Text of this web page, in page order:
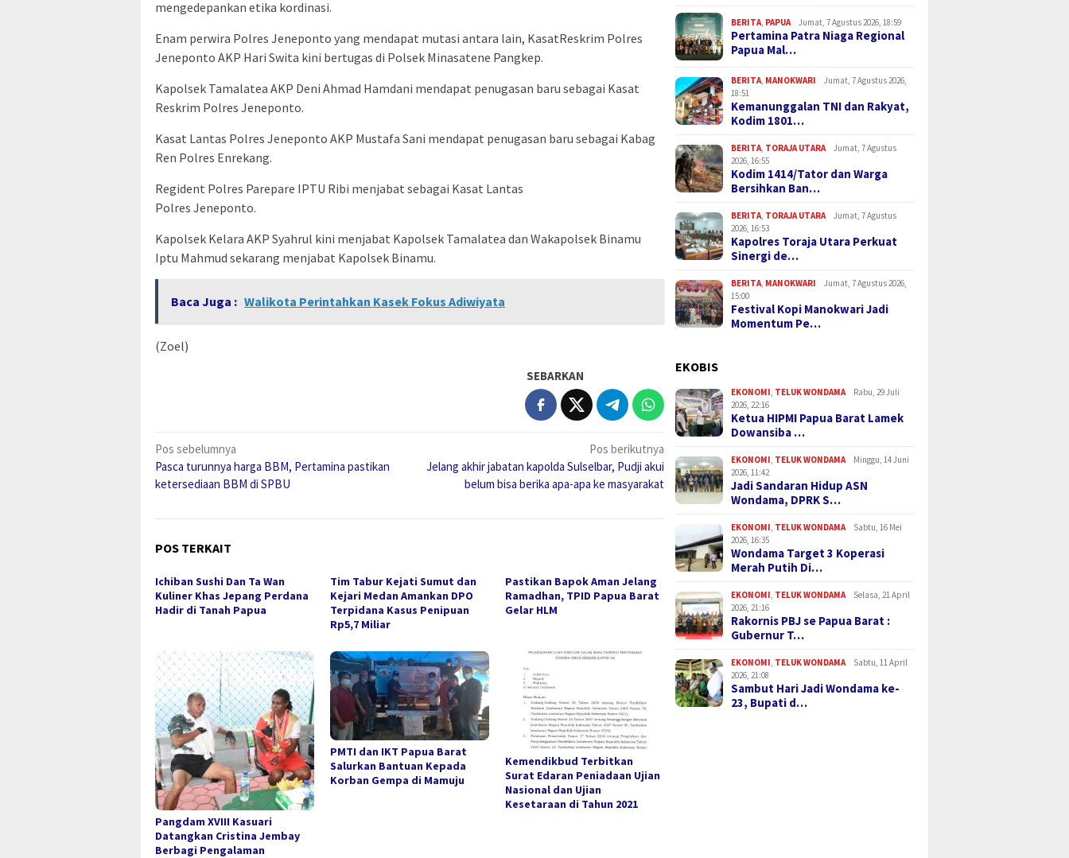
mengedepankan etika kordinasi.
Enam perwira Polres Jeneponto yang mendapat mutasi antara lain, KasatReskrim Polres
Jeneponto AKP Hari Swita kini bertugas di Polsek Minasatene Pangkep.
Kapolsek Tamalatea AKP Deni Ahmad Hamdani mendapat penugasan baru sebagai Kasat
Reskrim Polres Jeneponto.
Kasat Lantas Polres Jeneponto AKP Mustafa Sani mendapat penugasan baru sebagai Kabag
Ren Polres Enrekang.
Regident Polres Parepare IPTU Ribi menjabat sebagai Kasat Lantas
Polres Jeneponto.
Kapolsek Kelara AKP Syahrul kini menjabat Kapolsek Tamalatea dan Wakapolsek Binamu
Iptu Mahmud sekarang menjabat Kapolsek Binamu.
Baca Juga : Walikota Perintahkan Kasek Fokus Adiwiyata
(Zoel)
SEBARKAN
Navigasi
pos
Pos sebelumnya
Pasca turunnya harga BBM, Pertamina pastikan
ketersediaan BBM di SPBU
Pos berikutnya
Jelang akhir jabatan kapolda Sulselbar, Pudji akui
belum bisa berika apa-apa ke masyarakat
POS TERKAIT
Ichiban Sushi Dan Ta Wan
Kuliner Khas Jepang Perdana
Hadir di Tanah Papua
Tim Tabur Kejati Sumut dan
Kejari Medan Amankan DPO
Terpidana Kasus Penipuan
Rp5,7 Miliar
Pastikan Bapok Aman Jelang
Ramadhan, TPID Papua Barat
Gelar HLM
Pangdam XVIII Kasuari
Datangkan Cristina Jembay
Berbagi Pengalaman
PMTI dan IKT Papua Barat
Salurkan Bantuan Kepada
Korban Gempa di Mamuju
Kemendikbud Terbitkan
Surat Edaran Peniadaan Ujian
Nasional dan Ujian
Kesetaraan di Tahun 2021
BERITA PAPUA Jumat, 7 Agustus 2026, 18:59
Pertamina Patra Niaga Regional
Papua Mal…
BERITA MANOKWARI
Jumat, 7 Agustus 2026,
18:51
Kemanunggalan TNI dan Rakyat,
Kodim 1801…
BERITA TORAJA UTARA
Jumat, 7 Agustus
2026, 16:55
Kodim 1414/Tator dan Warga
Bersihkan Ban…
BERITA TORAJA UTARA
Jumat, 7 Agustus
2026, 16:53
Kapolres Toraja Utara Perkuat
Sinergi de…
BERITA MANOKWARI
Jumat, 7 Agustus 2026,
15:00
Festival Kopi Manokwari Jadi
Momentum Pe…
EKOBIS
EKONOMI TELUK WONDAMA
Rabu, 29 Juli
2026, 22:16
Ketua HIPMI Papua Barat Lamek
Dowansiba …
EKONOMI TELUK WONDAMA
Minggu, 14 Juni
2026, 11:42
Jadi Sandaran Hidup ASN
Wondama, DPRK S…
EKONOMI TELUK WONDAMA
Sabtu, 16 Mei
2026, 16:35
Wondama Target 3 Koperasi
Merah Putih Di…
EKONOMI TELUK WONDAMA
Selasa, 21 April
2026, 21:16
Rakornis PBJ se Papua Barat :
Gubernur T…
EKONOMI TELUK WONDAMA
Sabtu, 11 April
2026, 21:08
Sambut Hari Jadi Wondama ke-
23, Bupati d…